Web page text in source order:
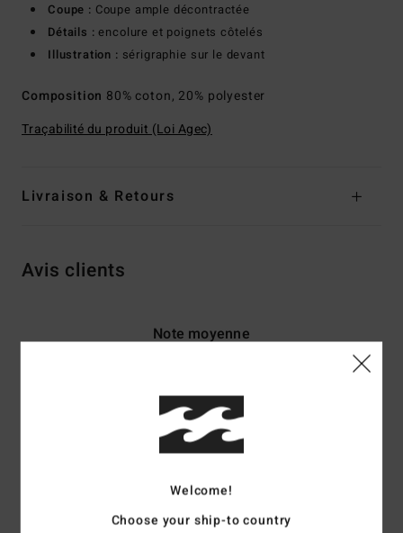
Coupe : Coupe ample décontractée
Détails : encolure et poignets côtelés
Illustration : sérigraphie sur le devant
Composition 80% coton, 20% polyester
Traçabilité du produit (Loi Agec)
Livraison & Retours
Avis clients
Note moyenne
3 avis vérifiésdepuis octobre 2025
100% de nos clients recommandent ce produit
5.0
5.0
Welcome!
Choose your ship-to country